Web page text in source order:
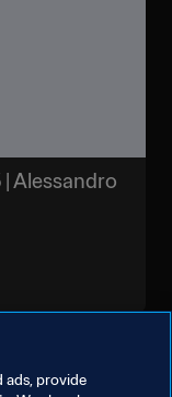
| Alessandro
ads, provide